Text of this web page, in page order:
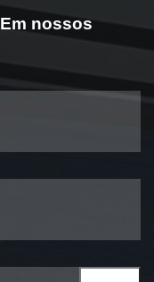
Em nossos